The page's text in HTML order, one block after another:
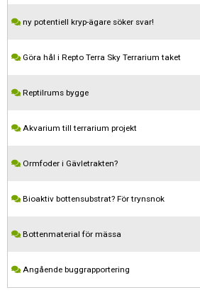
ny potentiell kryp-ägare söker svar!
Göra hål i Repto Terra Sky Terrarium taket
Reptilrums bygge
Akvarium till terrarium projekt
Ormfoder i Gävletrakten?
Bioaktiv bottensubstrat? För trynsnok
Bottenmaterial för mässa
Angående buggrapportering